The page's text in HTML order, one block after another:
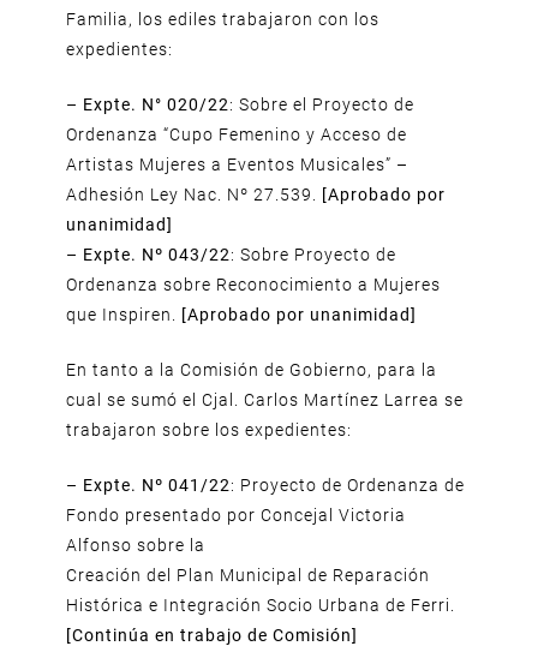
Familia, los ediles trabajaron con los
expedientes:
– Expte. N° 020/22: Sobre el Proyecto de
Ordenanza “Cupo Femenino y Acceso de
Artistas Mujeres a Eventos Musicales” –
Adhesión Ley Nac. Nº 27.539. [Aprobado por
unanimidad]
– Expte. Nº 043/22: Sobre Proyecto de
Ordenanza sobre Reconocimiento a Mujeres
que Inspiren. [Aprobado por unanimidad]
En tanto a la Comisión de Gobierno, para la
cual se sumó el Cjal. Carlos Martínez Larrea se
trabajaron sobre los expedientes:
– Expte. Nº 041/22: Proyecto de Ordenanza de
Fondo presentado por Concejal Victoria
Alfonso sobre la
Creación del Plan Municipal de Reparación
Histórica e Integración Socio Urbana de Ferri.
[Continúa en trabajo de Comisión]